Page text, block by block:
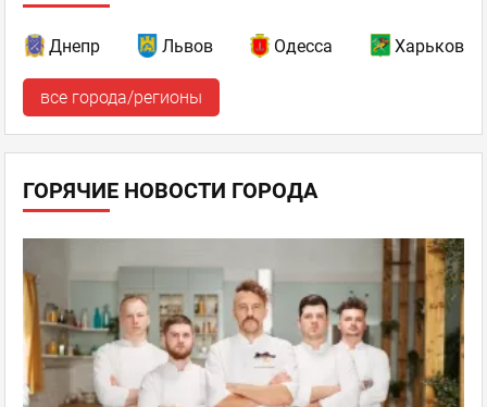
Днепр Львов Одесса Харьков
все города/регионы
ГОРЯЧИЕ НОВОСТИ ГОРОДА